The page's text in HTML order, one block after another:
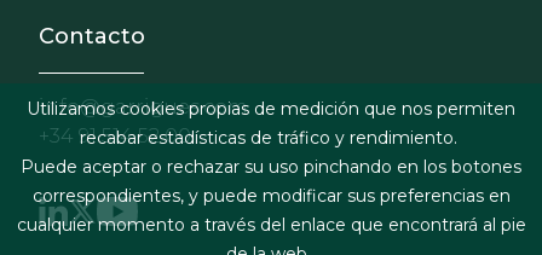
Contacto
info@garrigues.com
+34 91 514 52 00
Utilizamos cookies propias de medición que nos permiten
recabar estadísticas de tráfico y rendimiento.
Puede aceptar o rechazar su uso pinchando en los botones
correspondientes, y puede modificar sus preferencias en
cualquier momento a través del enlace que encontrará al pie